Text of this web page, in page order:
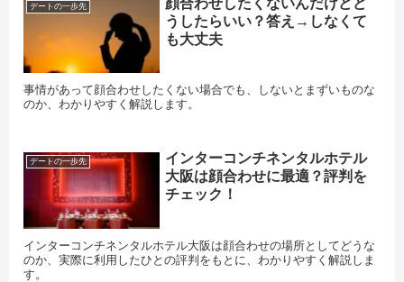
デートの一歩先
うしたらいい？答え→しなくて
も大丈夫
事情があって顔合わせしたくない場合でも、しないとまずいものな
のか、わかりやすく解説します。
デートの一歩先
インターコンチネンタルホテル
大阪は顔合わせに最適？評判を
チェック！
インターコンチネンタルホテル大阪は顔合わせの場所としてどうな
のか、実際に利用したひとの評判をもとに、わかりやすく解説しま
す。